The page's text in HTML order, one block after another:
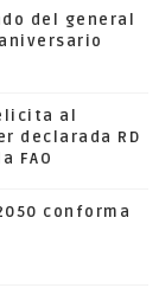
del general
al
declarada RD
FAO
conforma